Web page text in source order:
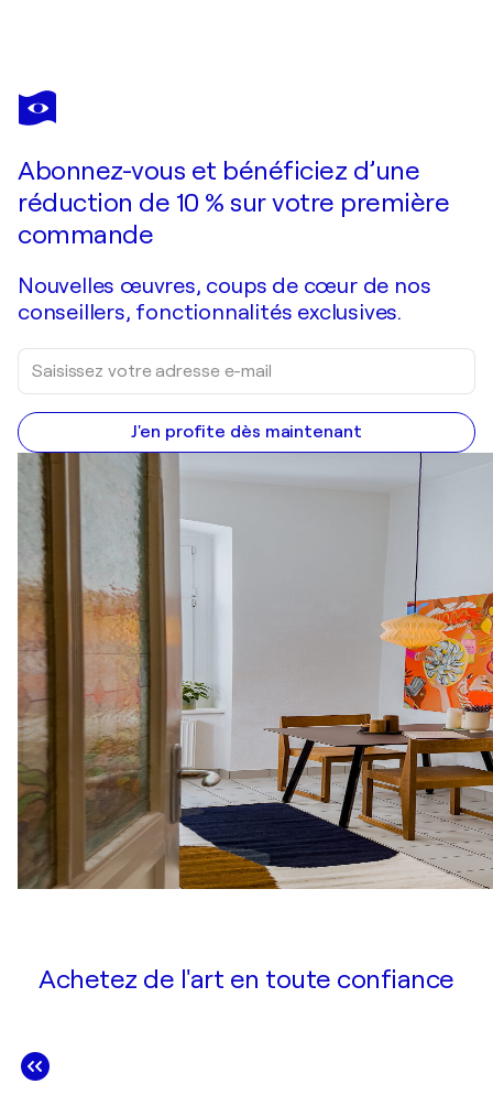
SHIHOKO MORITANI
Fragment of time 2
Abonnez-vous et bénéficiez d’une
réduction de 10 % sur votre première
commande
Nouvelles œuvres, coups de cœur de nos
conseillers, fonctionnalités exclusives.
J'en profite dès maintenant
Achetez de l'art en toute confiance